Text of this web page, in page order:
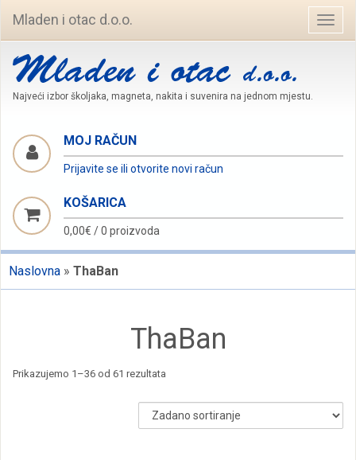
Mladen i otac d.o.o.
Najveći izbor školjaka, magneta, nakita i suvenira na jednom mjestu.
MOJ RAČUN
Prijavite se ili otvorite novi račun
KOŠARICA
0,00€ /0 proizvoda
Naslovna » ThaBan
ThaBan
Prikazujemo 1–36 od 61 rezultata